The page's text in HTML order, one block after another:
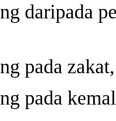
daripada
pada
pada